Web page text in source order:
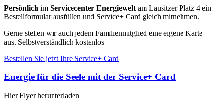
Persönlich im Servicecenter Energiewelt am Lausitzer Platz 4 ein
Bestellformular ausfüllen und Service+ Card gleich mitnehmen.
Gerne stellen wir auch jedem Familienmitglied eine eigene Karte
aus. Selbstverständlich kostenlos
Bestellen Sie jetzt Ihre Service+ Card
Energie für die Seele mit der Service+ Card
Hier Flyer herunterladen